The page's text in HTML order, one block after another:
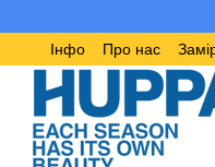
Інфо
Про нас